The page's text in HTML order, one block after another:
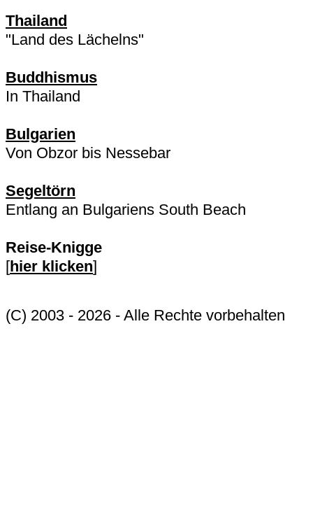
Thailand
"Land des Lächelns"
Buddhismus
In Thailand
Bulgarien
Von Obzor bis Nessebar
Segeltörn
Entlang an Bulgariens South Beach
Reise-Knigge
[hier klicken]
(C) 2003 - 2026 - Alle Rechte vorbehalten